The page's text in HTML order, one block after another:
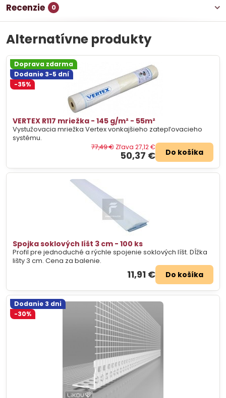
Recenzie 0
Alternatívne produkty
VERTEX R117 mriežka - 145 g/m² - 55m²
Doprava zdarma
Dodanie 3-5 dní
-35%
Vystužovacia mriežka Vertex vonkajšieho zatepľovacieho
systému.
50,37 €
77,49 € Zľava 27,12 €
Do košíka
Spojka soklových líšt 3 cm - 100 ks
Profil pre jednoduché a rýchle spojenie soklových líšt. Dĺžka
lišty 3 cm. Cena za balenie.
11,91 € Do košíka
Dodanie 3 dni
-30%